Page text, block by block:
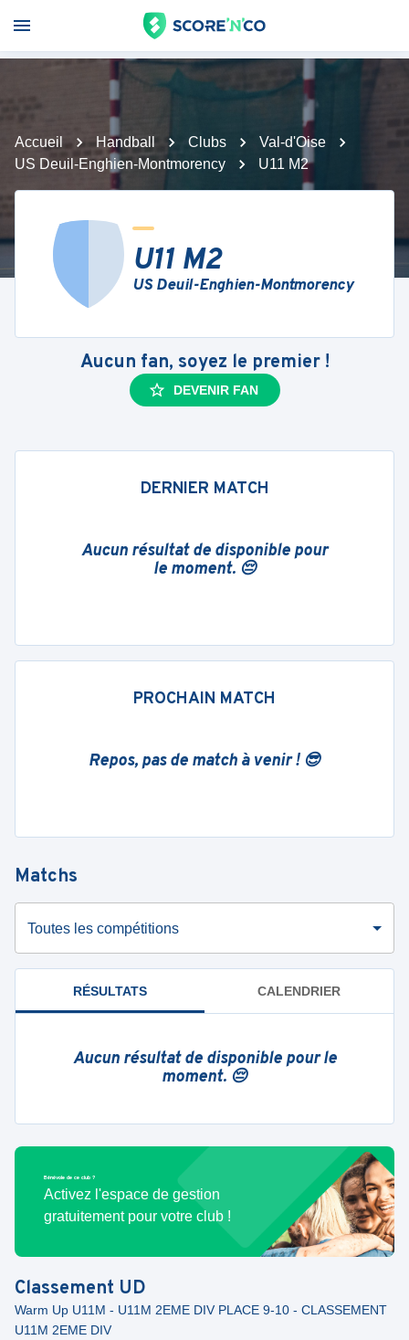
Accueil Handball Clubs
Val-d'Oise
US Deuil-Enghien-Montmorency
U11 M2
U11 M2
US Deuil-Enghien-Montmorency
Aucun fan, soyez le premier !
DEVENIR FAN
DERNIER MATCH
Aucun résultat de disponible pour
le moment. 😔
PROCHAIN MATCH
Repos, pas de match à venir ! 😎
Matchs
Toutes les compétitions
RÉSULTATS CALENDRIER
Aucun résultat de disponible pour le
moment. 😔
Bénévole de ce club ?
Activez l'espace de gestion
gratuitement pour votre club !
Classement UD
Warm Up U11M - U11M 2EME DIV PLACE 9-10 - CLASSEMENT
U11M 2EME DIV